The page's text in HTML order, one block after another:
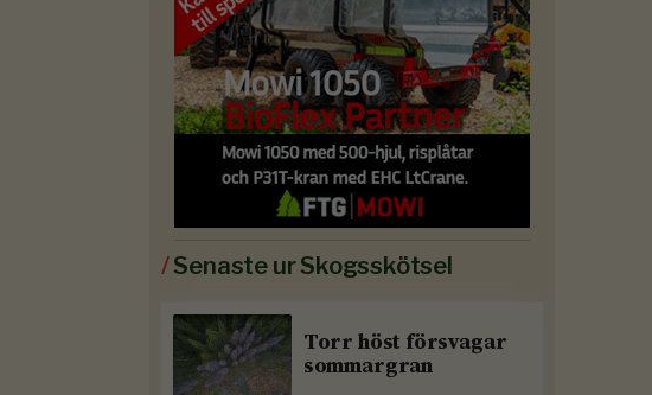
/Senaste ur Skogsskötsel
Torr höst försvagar
sommargran